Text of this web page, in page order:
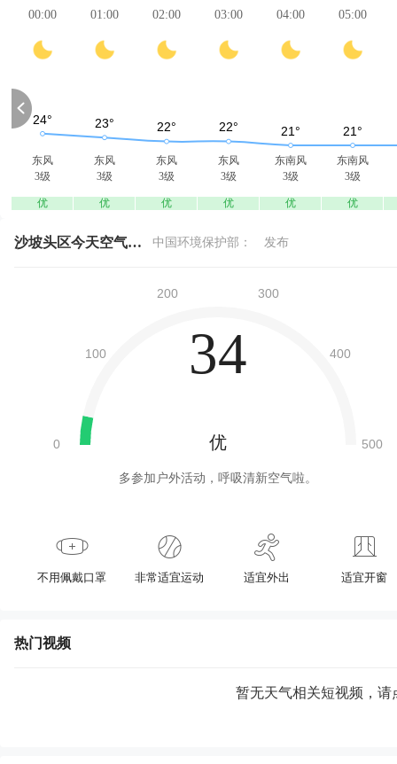
00:00
东风
3级
优
01:00
东风
3级
优
02:00
东风
3级
优
03:00
东风
3级
优
04:00
东南风
3级
优
05:00
东南风
3级
优
沙坡头区今天空气质量 中国环境保护部： 发布
34
优
多参加户外活动，呼吸清新空气啦。
不用佩戴口罩 非常适宜运动 适宜外出 适宜开窗
热门视频
暂无天气相关短视频，请